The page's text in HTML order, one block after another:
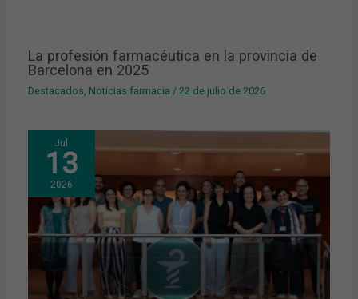
La profesión farmacéutica en la provincia de
Barcelona en 2025
Destacados Noticias farmacia /22 de julio de 2026
Jul
13
2026